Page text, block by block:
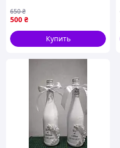
предоплата
500 ₴
650₴
Купить